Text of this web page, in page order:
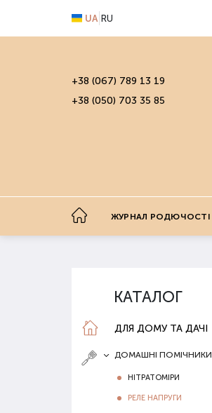
UA RU
+38 (067) 789 13 19
+38 (050) 703 35 85
ЖУРНАЛ РОДЮЧОСТІ
КАТАЛОГ
ДЛЯ ДОМУ ТА ДАЧІ
ДОМАШНІ ПОМІЧНИКИ
НІТРАТОМІРИ
РЕЛЕ НАПРУГИ